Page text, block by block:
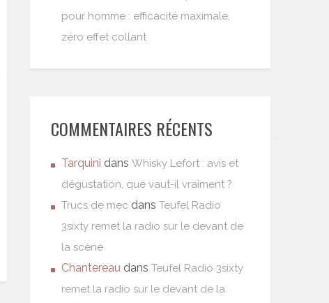
pour homme : efficacité maximale,
zéro effet collant
COMMENTAIRES RÉCENTS
Tarquini dans Whisky Lefort : avis et
dégustation, que vaut-il vraiment ?
Trucs de mec dans Teufel Radio
3sixty remet la radio sur le devant de
la scène
Chantereau dans Teufel Radio 3sixty
remet la radio sur le devant de la